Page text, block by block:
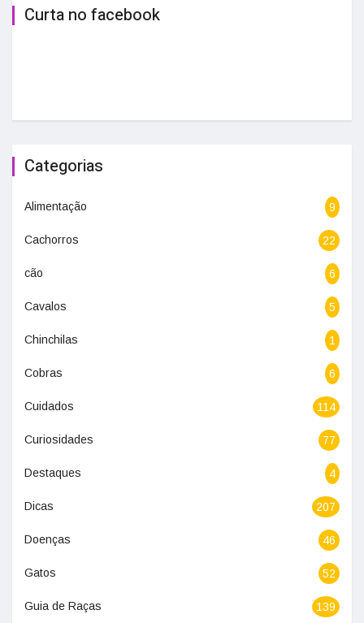
Curta no facebook
Categorias
Alimentação 9
Cachorros 22
cão 6
Cavalos 5
Chinchilas 1
Cobras 6
Cuidados 114
Curiosidades 77
Destaques 4
Dicas 207
Doenças 46
Gatos 52
Guia de Raças 139